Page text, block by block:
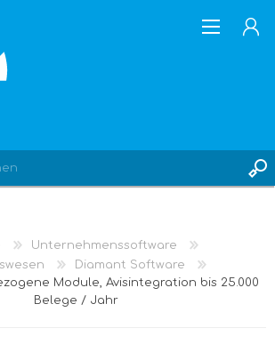
Unternehmenssoftware
Diamant Software
Module, Avisintegration bis 25.000
Belege / Jahr